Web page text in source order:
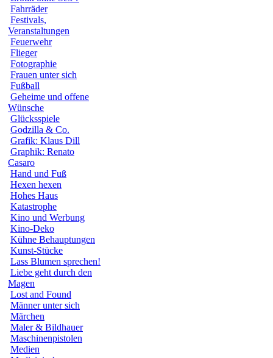
Fahrräder
Festivals,
Veranstaltungen
Feuerwehr
Flieger
Fotographie
Frauen unter sich
Fußball
Geheime und offene
Wünsche
Glücksspiele
Godzilla & Co.
Grafik: Klaus Dill
Graphik: Renato
Casaro
Hand und Fuß
Hexen hexen
Hohes Haus
Katastrophe
Kino und Werbung
Kino-Deko
Kühne Behauptungen
Kunst-Stücke
Lass Blumen sprechen!
Liebe geht durch den
Magen
Lost and Found
Männer unter sich
Märchen
Maler & Bildhauer
Maschinenpistolen
Medien